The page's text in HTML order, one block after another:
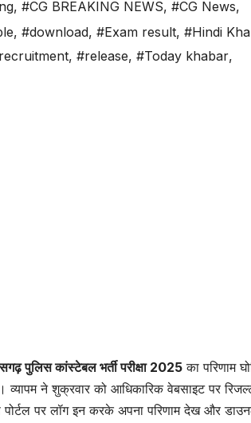
, #CG BREAKING NEWS, #CG News,
, #download, #Exam result, #Hindi
, #release, #Today khabar,
पुलिस कांस्टेबल भर्ती परीक्षा 2025 का परिणाम
व्यापम ने शुक्रवार को आधिकारिक वेबसाइट पर
पोर्टल पर लॉग इन करके अपना परिणाम देख और